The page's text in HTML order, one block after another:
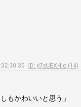
ID: y7cUEXHlo (14)
もかわいいと思う」